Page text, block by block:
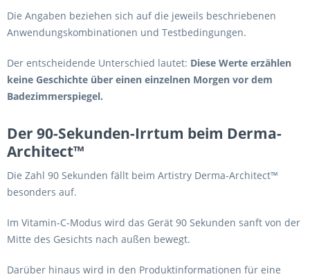
Die Angaben beziehen sich auf die jeweils beschriebenen
Anwendungskombinationen und Testbedingungen.
Der entscheidende Unterschied lautet: Diese Werte erzählen
keine Geschichte über einen einzelnen Morgen vor dem
Badezimmerspiegel.
Der 90-Sekunden-Irrtum beim Derma-
Architect™
Die Zahl 90 Sekunden fällt beim Artistry Derma-Architect™
besonders auf.
Im Vitamin-C-Modus wird das Gerät 90 Sekunden sanft von der
Mitte des Gesichts nach außen bewegt.
Darüber hinaus wird in den Produktinformationen für eine